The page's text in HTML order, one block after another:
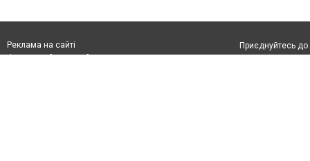
Реклама на сайті
Франшиза "CitySites"
Приєднуйтесь до